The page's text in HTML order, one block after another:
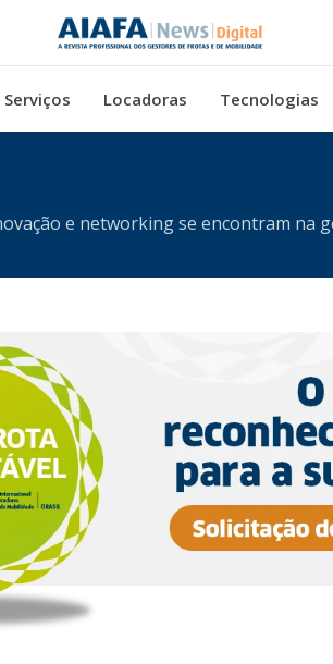
Serviços Locadoras Tecnologias
e networking se encontram na